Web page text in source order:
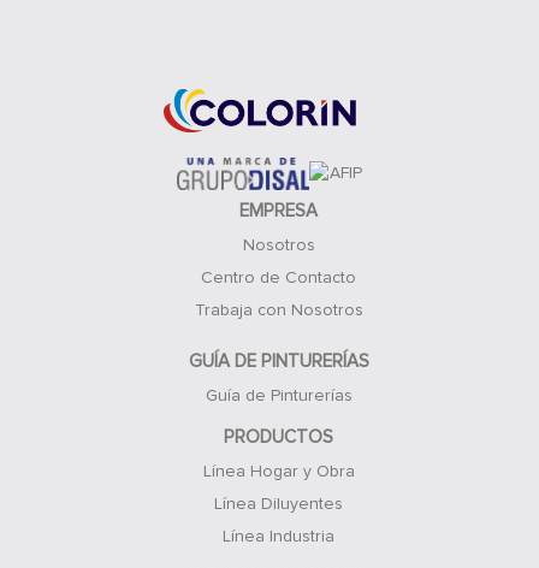
EMPRESA
Nosotros
Centro de Contacto
Trabaja con Nosotros
GUÍA DE PINTURERÍAS
Guía de Pinturerías
PRODUCTOS
Línea Hogar y Obra
Línea Diluyentes
Línea Industria